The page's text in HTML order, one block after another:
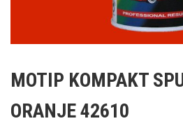
het
van
MOTIP KOMPAKT
ORANJE 42610